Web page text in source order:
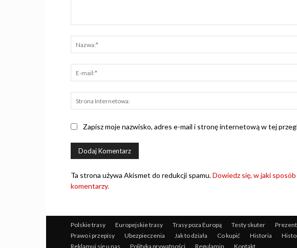
Zapisz moje nazwisko, adres e-mail i stronę internetową w tej
Ta strona używa Akismet do redukcji spamu.Dowiedz się, w jaki
komentarzy.
Polskie trasy Europejskie trasy Trasy poza Europą Testy skuter
Prawo i przepisy
Ubezpieczenia Jak to działa Co kupić Historia
Reklamuj się u nas
Polityka prywatności Regulamin Kontakt